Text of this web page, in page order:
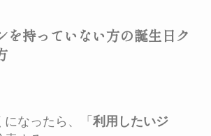
を持っていない方の誕生日ク
なったら、「 利用したいジ